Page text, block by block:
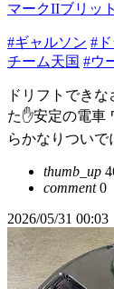
マークIIブリッ
#ギャルソン #
チーム天国 #ウ
ドリフトでき
た✋安定の電車
らかなりついで
thumb_up
comment0
2026/05/31 00:03